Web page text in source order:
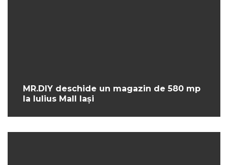
MR.DIY deschide un magazin de 580 mp
la Iulius Mall Iași